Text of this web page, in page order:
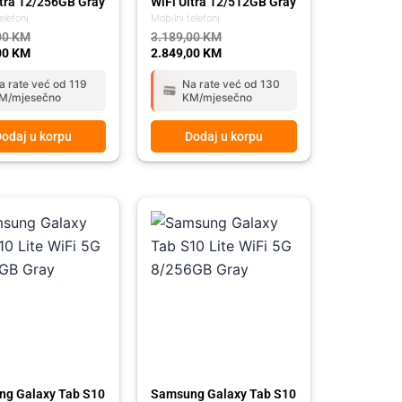
KM
KM
rate već od 119
mjesečno
u korpu
Mobilni telefoni
3.189,00KM
2.849,00KM
Na rate već od 130
KM/mjesečno
Dodaj u korpu
Galaxy Tab S10
Samsung Galaxy Tab S10
price
1.169,00 KM.
price
1.049,00 KM.